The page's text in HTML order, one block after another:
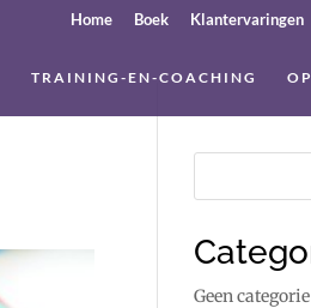
Home Boek Klantervaringen
TRAINING-EN-COACHING
Geen categorie